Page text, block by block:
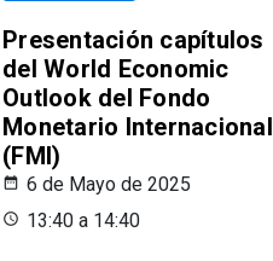
Presentación capítulos
del World Economic
Outlook del Fondo
Monetario Internacional
(FMI)
6 de Mayo de 2025
13:40 a 14:40